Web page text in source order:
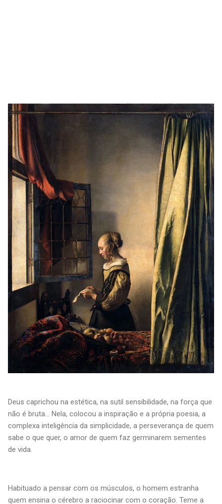
Deus caprichou na estética, na sutil sensibilidade, na força que
não é bruta... Nela, colocou a inspiração e a própria poesia, a
complexa inteligência da simplicidade, a perseverança de quem
sabe o que quer, o amor de quem faz germinarem sementes
de vida.
Habituado a pensar com os músculos, o homem estranha
quem ensina o cérebro a raciocinar com o coração. Teme a